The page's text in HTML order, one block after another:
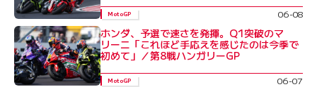
MotoGP 06-08
ホンダ、予選で速さを発揮。Q1突破のマ
リーニ「これほど手応えを感じたのは今季で
初めて」／第8戦ハンガリーGP
MotoGP 06-07